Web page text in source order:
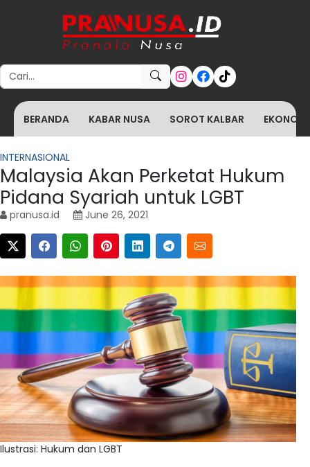
Search for:
BERANDA KABAR NUSA SOROT KALBAR
INTERNASIONAL
Malaysia Akan Perketat Hukum
Pidana Syariah untuk LGBT
pranusa.id June 26, 2021
Ilustrasi: Hukum dan LGBT